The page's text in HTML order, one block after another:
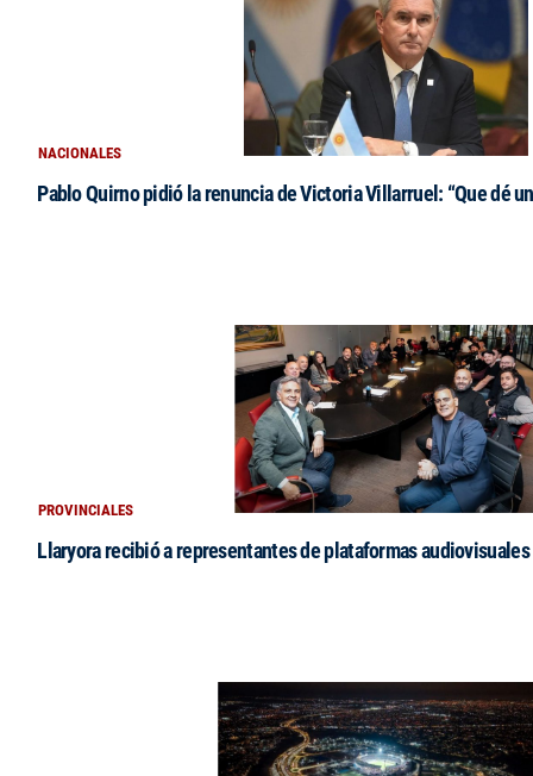
NACIONALES
Pablo Quirno pidió la renuncia de Victoria Villarruel: “Que dé
PROVINCIALES
Llaryora recibió a representantes de plataformas